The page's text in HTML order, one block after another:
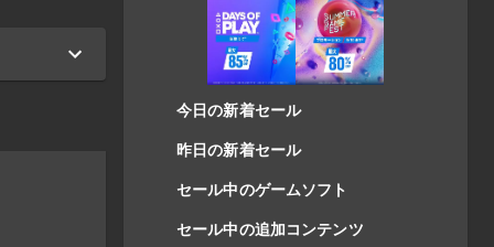
今日の新着セール
昨日の新着セール
セール中のゲームソフト
セール中の追加コンテンツ